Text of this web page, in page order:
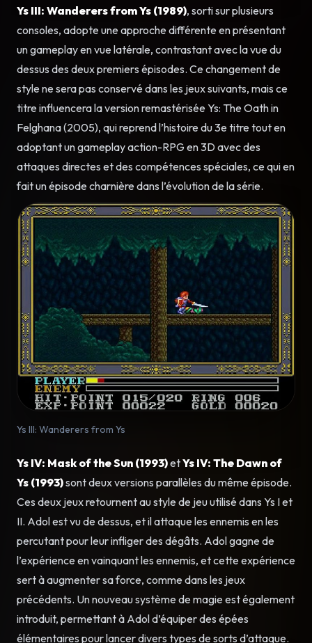
Ys III: Wanderers from Ys (1989), sorti sur plusieurs
consoles, adopte une approche différente en présentant
un gameplay en vue latérale, contrastant avec la vue du
dessus des deux premiers épisodes. Ce changement de
style ne sera pas conservé dans les jeux suivants, mais ce
titre influencera la version remastérisée Ys: The Oath in
Felghana (2005), qui reprend l’histoire du 3e titre tout en
adoptant un gameplay action-RPG en 3D avec des
attaques directes et des compétences spéciales, ce qui en
fait un épisode charnière dans l’évolution de la série.
Ys III: Wanderers from Ys
Ys IV: Mask of the Sun (1993)etYs IV: The Dawn of
Ys (1993)sont deux versions parallèles du même épisode.
Ces deux jeux retournent au style de jeu utilisé dans Ys I et
II. Adol est vu de dessus, et il attaque les ennemis en les
percutant pour leur infliger des dégâts. Adol gagne de
l’expérience en vainquant les ennemis, et cette expérience
sert à augmenter sa force, comme dans les jeux
précédents. Un nouveau système de magie est également
introduit, permettant à Adol d’équiper des épées
élémentaires pour lancer divers types de sorts d’attaque.